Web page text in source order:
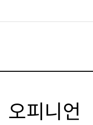
오피니언